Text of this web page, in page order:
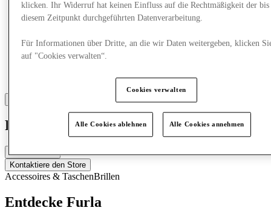
Furla
Geschlossen
Kontaktiere den Store
Accessoires & TaschenBrillen
Entdecke Furla
klicken. Ihr Widerruf hat keinen Einfluss auf die Rechtmäßigkeit der bis
diesem Zeitpunkt durchgeführten Datenverarbeitung.
Für Informationen über Dritte, an die wir Daten weitergeben, klicken
auf "Cookies verwalten“.
Cookies verwalten
Alle Cookies ablehnen Alle Cookies annehmen